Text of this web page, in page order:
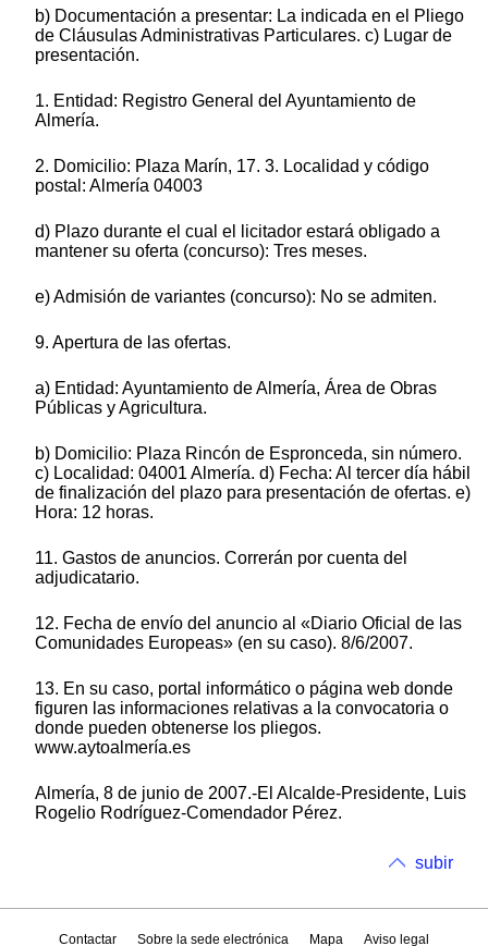
b) Documentación a presentar: La indicada en el Pliego
de Cláusulas Administrativas Particulares. c) Lugar de
presentación.
1. Entidad: Registro General del Ayuntamiento de
Almería.
2. Domicilio: Plaza Marín, 17. 3. Localidad y código
postal: Almería 04003
d) Plazo durante el cual el licitador estará obligado a
mantener su oferta (concurso): Tres meses.
e) Admisión de variantes (concurso): No se admiten.
9. Apertura de las ofertas.
a) Entidad: Ayuntamiento de Almería, Área de Obras
Públicas y Agricultura.
b) Domicilio: Plaza Rincón de Espronceda, sin número.
c) Localidad: 04001 Almería. d) Fecha: Al tercer día hábil
de finalización del plazo para presentación de ofertas. e)
Hora: 12 horas.
11. Gastos de anuncios. Correrán por cuenta del
adjudicatario.
12. Fecha de envío del anuncio al «Diario Oficial de las
Comunidades Europeas» (en su caso). 8/6/2007.
13. En su caso, portal informático o página web donde
figuren las informaciones relativas a la convocatoria o
donde pueden obtenerse los pliegos.
www.aytoalmería.es
Almería, 8 de junio de 2007.-El Alcalde-Presidente, Luis
Rogelio Rodríguez-Comendador Pérez.
subir
Contactar Sobre la sede electrónica Mapa Aviso legal